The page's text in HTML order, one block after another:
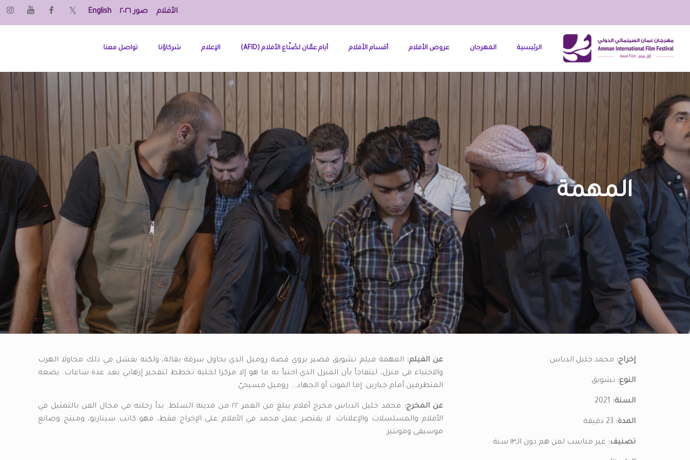
الأفلام صور ٢٠٢٦ English
الرئيسية المهرجان عروض الأفلام أقسام الأفلام أيام عمّان لصُنّاع الأفلام (AFID) الإعلام شركاؤنا تواصل معنا
المهمة
إخراج: محمد خليل الدباس
النوع: تشويق
السنة: 2021
المدة: 23 دقيقة
تصنيف: غير مناسب لمن هم دون الـ١٣ سنة
عن الفيلم: المهمة فيلم تشويق قصير يروي قصة روميل الذي يحاول سرقة بقالة، ولكنه يفشل في ذلك محاولا الهرب
والاختباء في منزل، ليتفاجأ بأن المنزل الذي اختبأ به ما هو إلا مركزا لخلية تخطط لتفجير إرهابي بعد عدة ساعات. يضعه
المتطرفين أمام خيارين: إما الموت أو الجهاد... روميل مسيحيّ.
عن المخرج:
محمد خليل الدباس مخرج أفلام يبلغ من العمر ٢٢ من مدينة السلط. بدأ رحلته في مجال الفن بالتمثيل في
الأفلام والمسلسلات والإعلانات. لا يقتصر عمل محمد في الأفلام على الإخراج فقط، فهو كاتب سيناريو، ومنتج وصانع
موسيقى ومونتير.